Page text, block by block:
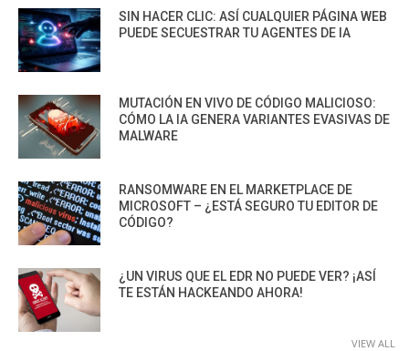
SIN HACER CLIC: ASÍ CUALQUIER PÁGINA WEB
PUEDE SECUESTRAR TU AGENTES DE IA
MUTACIÓN EN VIVO DE CÓDIGO MALICIOSO:
CÓMO LA IA GENERA VARIANTES EVASIVAS DE
MALWARE
RANSOMWARE EN EL MARKETPLACE DE
MICROSOFT – ¿ESTÁ SEGURO TU EDITOR DE
CÓDIGO?
¿UN VIRUS QUE EL EDR NO PUEDE VER? ¡ASÍ
TE ESTÁN HACKEANDO AHORA!
VIEW ALL